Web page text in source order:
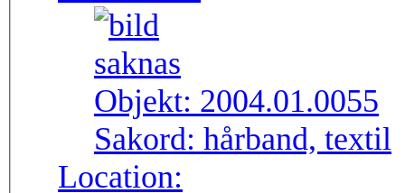
Objekt: 2004.01.0055
Sakord: hårband, textil
Location: